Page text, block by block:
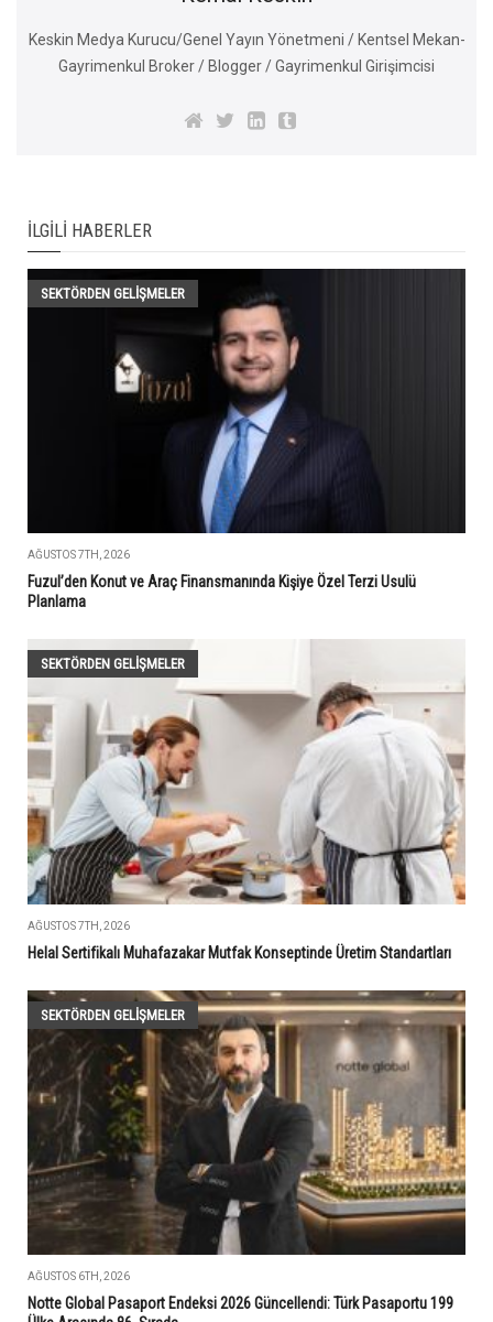
Keskin Medya Kurucu/Genel Yayın Yönetmeni / Kentsel Mekan-
Gayrimenkul Broker / Blogger / Gayrimenkul Girişimcisi
İLGILI HABERLER
SEKTÖRDEN GELIŞMELER
AĞUSTOS 7TH, 2026
Fuzul’den Konut ve Araç Finansmanında Kişiye Özel Terzi Usulü
Planlama
SEKTÖRDEN GELIŞMELER
AĞUSTOS 7TH, 2026
Helal Sertifikalı Muhafazakar Mutfak Konseptinde Üretim Standartları
SEKTÖRDEN GELIŞMELER
AĞUSTOS 6TH, 2026
Notte Global Pasaport Endeksi 2026 Güncellendi: Türk Pasaportu 199